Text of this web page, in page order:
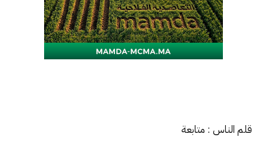
قلم الناس : متابعة